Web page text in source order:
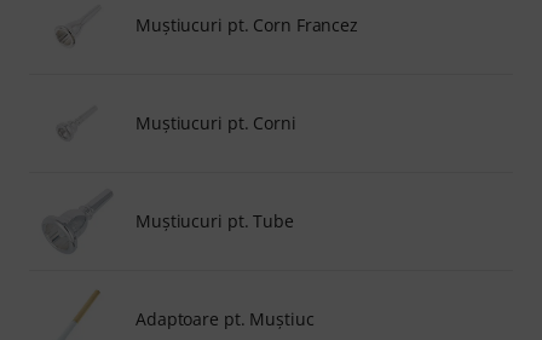
Muştiucuri pt. Corn Francez
Muştiucuri pt. Corni
Muştiucuri pt. Tube
Adaptoare pt. Muştiuc